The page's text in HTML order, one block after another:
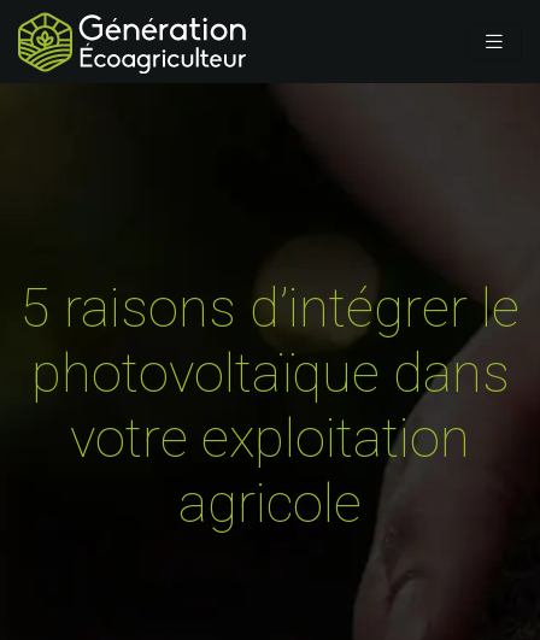
5 raisons d’intégrer le
photovoltaïque dans
votre exploitation
agricole